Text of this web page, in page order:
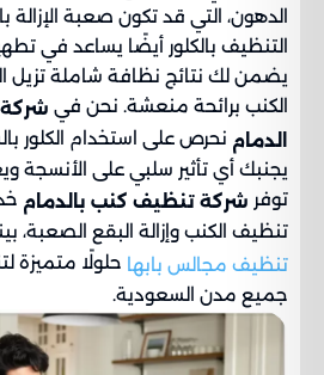
الدهون، التي قد تكون صعبة الإزالة
التنظيف بالكلور أيضًا يساعد في
يضمن لك نتائج نظافة شاملة تزيل
الكنب برائحة منعشة. نحن في
الدمام نحرص على استخدام الكلور
يجنبك أي تأثير سلبي على الأنسجة
توفر شركة تنظيف كنب بالدمام
تنظيف الكنب وإزالة البقع الصعبة،
تنظيف مجالس بابها حلولًا متميزة
جميع مدن السعودية.